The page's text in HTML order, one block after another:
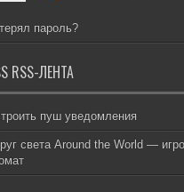
пароль?
RSS-ЛЕНТА
пуш уведомления
света Around the World —